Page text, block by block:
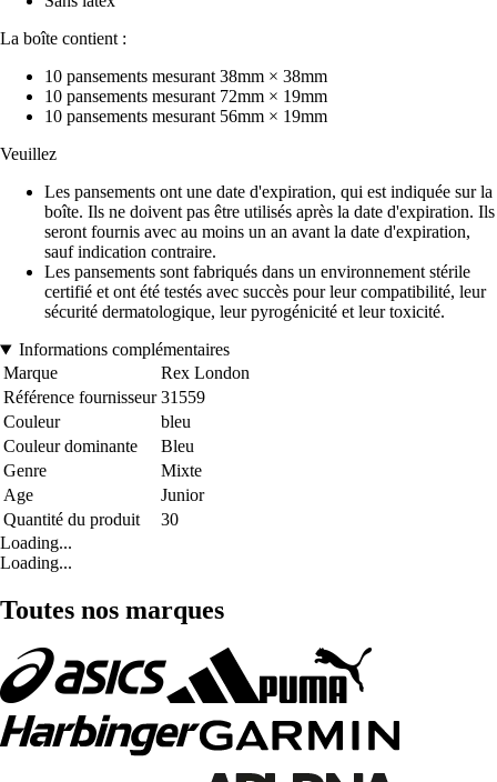
La boîte contient :
10 pansements mesurant 38mm × 38mm
10 pansements mesurant 72mm × 19mm
10 pansements mesurant 56mm × 19mm
Veuillez
Les pansements ont une date d'expiration, qui est indiquée sur la
boîte. Ils ne doivent pas être utilisés après la date d'expiration. Ils
seront fournis avec au moins un an avant la date d'expiration,
sauf indication contraire.
Les pansements sont fabriqués dans un environnement stérile
certifié et ont été testés avec succès pour leur compatibilité, leur
sécurité dermatologique, leur pyrogénicité et leur toxicité.
Informations complémentaires
Marque
Rex London
Référence fournisseur 31559
Couleur
bleu
Couleur dominante
Bleu
Genre
Mixte
Age
Junior
Quantité du produit
30
Loading...
Loading...
Toutes nos marques